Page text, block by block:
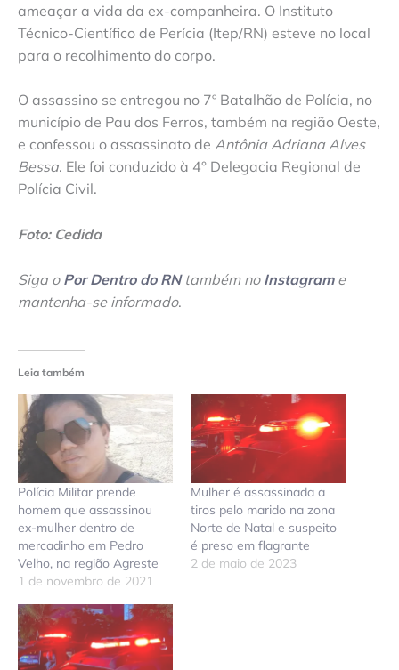
ameaçar a vida da ex-companheira. O Instituto
Técnico-Científico de Perícia (Itep/RN) esteve no local
para o recolhimento do corpo.
O assassino se entregou no 7º Batalhão de Polícia, no
município de Pau dos Ferros, também na região Oeste,
e confessou o assassinato de Antônia Adriana Alves
Bessa. Ele foi conduzido à 4° Delegacia Regional de
Polícia Civil.
Foto: Cedida
Siga o Por Dentro do RNtambém no Instagrame
mantenha-se informado.
Leia também
Polícia Militar prende
homem que assassinou
ex-mulher dentro de
mercadinho em Pedro
Velho, na região Agreste
1 de novembro de 2021
Mulher é assassinada a
tiros pelo marido na zona
Norte de Natal e suspeito
é preso em flagrante
2 de maio de 2023